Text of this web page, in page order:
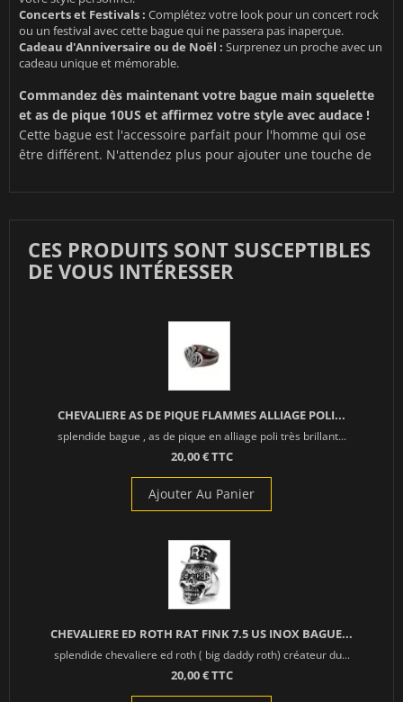
Concerts et Festivals : Complétez votre look pour un concert rock
ou un festival avec cette bague qui ne passera pas inaperçue.
Cadeau d'Anniversaire ou de Noël : Surprenez un proche avec un
cadeau unique et mémorable.
Commandez dès maintenant votre bague main squelette
et as de pique 10US et affirmez votre style avec audace !
Cette bague est l'accessoire parfait pour l'homme qui ose
être différent. N'attendez plus pour ajouter une touche de
CES PRODUITS SONT SUSCEPTIBLES
DE VOUS INTÉRESSER
CHEVALIERE AS DE PIQUE FLAMMES ALLIAGE POLI...
splendide bague , as de pique en alliage poli très brillant...
20,00 € TTC
Ajouter Au Panier
CHEVALIERE ED ROTH RAT FINK 7.5 US INOX BAGUE...
splendide chevaliere ed roth ( big daddy roth) créateur du...
20,00 € TTC